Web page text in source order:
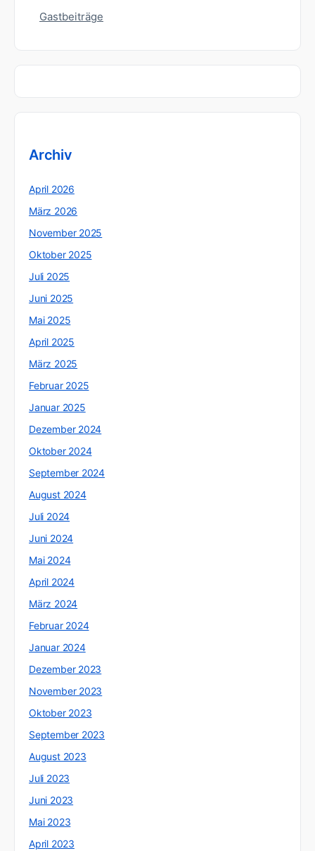
Gastbeiträge
Archiv
April 2026
März 2026
November 2025
Oktober 2025
Juli 2025
Juni 2025
Mai 2025
April 2025
März 2025
Februar 2025
Januar 2025
Dezember 2024
Oktober 2024
September 2024
August 2024
Juli 2024
Juni 2024
Mai 2024
April 2024
März 2024
Februar 2024
Januar 2024
Dezember 2023
November 2023
Oktober 2023
September 2023
August 2023
Juli 2023
Juni 2023
Mai 2023
April 2023